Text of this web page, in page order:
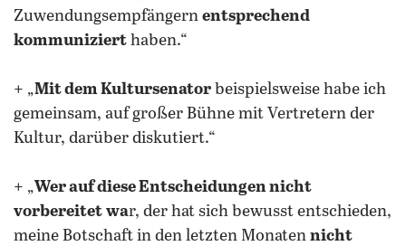
Zuwendungsempfängern entsprechend
kommuniziert haben.“
+ „Mit dem Kultursenator beispielsweise habe ich
gemeinsam, auf großer Bühne mit Vertretern der
Kultur, darüber diskutiert.“
+ „Wer auf diese Entscheidungen nicht
vorbereitet war, der hat sich bewusst entschieden,
meine Botschaft in den letzten Monaten nicht